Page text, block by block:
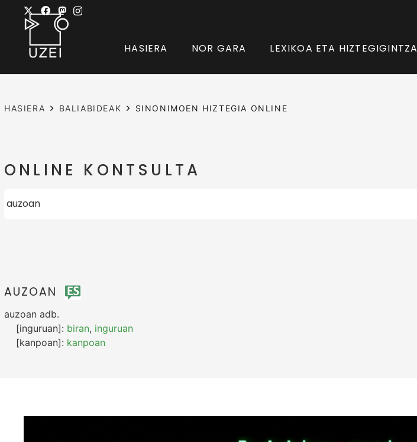
HASIERA NOR GARA LEXIKOA ETA HIZTEGIGINTZA
HASIERA BALIABIDEAK SINONIMOEN HIZTEGIA ONLINE
ONLINE KONTSULTA
AUZOAN
auzoan adb.
[inguruan]: biran, inguruan
[kanpoan]: kanpoan